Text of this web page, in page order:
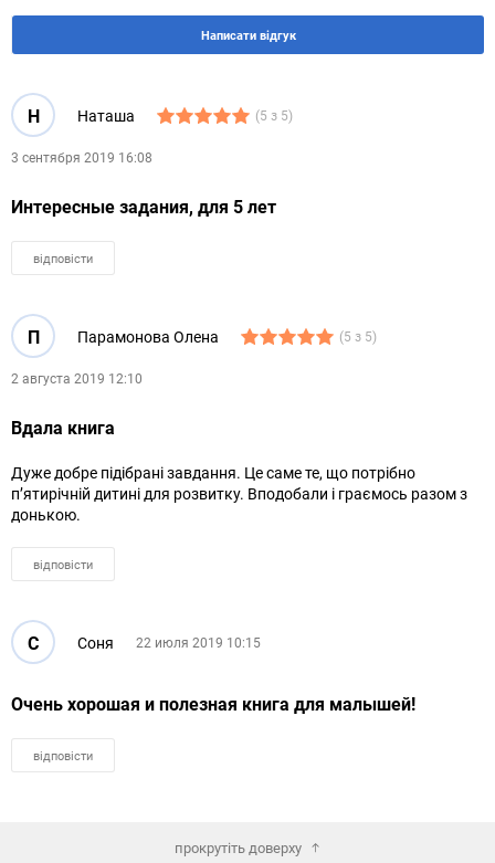
Написати відгук
Н Наташа (5 з 5)
3 сентября 2019 16:08
Интересные задания, для 5 лет
відповісти
П Парамонова Олена (5 з 5)
2 августа 2019 12:10
Вдала книга
Дуже добре підібрані завдання. Це саме те, що потрібно
п’ятирічній дитині для розвитку. Вподобали і граємось разом з
донькою.
відповісти
С Соня 22 июля 2019 10:15
Очень хорошая и полезная книга для малышей!
відповісти
прокрутіть доверху